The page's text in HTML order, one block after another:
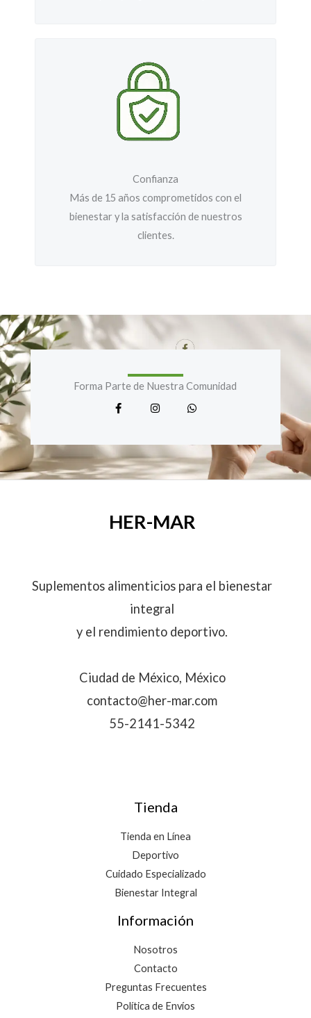
Confianza
Más de 15 años comprometidos con el
bienestar y la satisfacción de nuestros
clientes.
Forma Parte de Nuestra Comunidad
a
c
o
o
k
-
n
g
r
a
m
h
a
p
p
HER-MAR
Suplementos alimenticios para el bienestar
integral
y el rendimiento deportivo.
Ciudad de México, México
contacto@her-mar.com
55-2141-5342
Tienda
Tienda en Línea
Deportivo
Cuidado Especializado
Bienestar Integral
Información
Nosotros
Contacto
Preguntas Frecuentes
Política de Envíos